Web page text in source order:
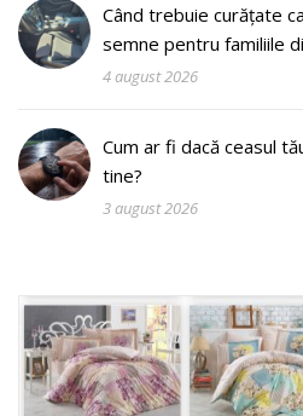
Când trebuie curățate
semne pentru familiile
4 august 2026
Cum ar fi dacă ceasul
tine?
3 august 2026